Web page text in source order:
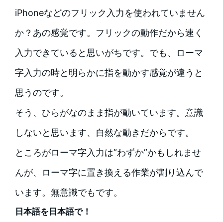
iPhoneなどのフリック入力を使われていません
か？あの感覚です。フリックの動作だから速く
入力できていると思いがちです。でも、ローマ
字入力の時と明らかに指を動かす感覚が違うと
思うのです。
そう、ひらがなのまま指が動いています。意識
しないと思います、自然な動きだからです。
ところがローマ字入力は”わずか”かもしれませ
んが、ローマ字に置き換える作業が割り込んで
います。無意識でもです。
日本語を日本語で！